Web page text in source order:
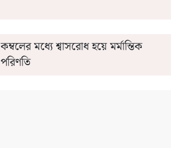
কম্বলের মধ্যে শ্বাসরোধ হয়ে মর্মান্তিক
পরিণতি